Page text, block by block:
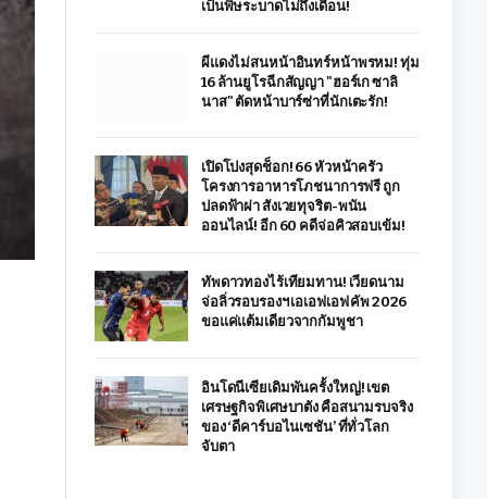
เป็นพิษระบาดไม่ถึงเดือน!
ผีแดงไม่สนหน้าอินทร์หน้าพรหม! ทุ่ม
16 ล้านยูโรฉีกสัญญา "ฮอร์เก ซาลิ
นาส" ตัดหน้าบาร์ซ่าที่นักเตะรัก!
เปิดโปงสุดช็อก! 66 หัวหน้าครัว
โครงการอาหารโภชนาการฟรี ถูก
ปลดฟ้าผ่า สังเวยทุจริต-พนัน
ออนไลน์! อีก 60 คดีจ่อคิวสอบเข้ม!
ทัพดาวทองไร้เทียมทาน! เวียดนาม
จ่อลิ่วรอบรองฯ เอเอฟเอฟ คัพ 2026
ขอแค่แต้มเดียวจากกัมพูชา
อินโดนีเซียเดิมพันครั้งใหญ่! เขต
เศรษฐกิจพิเศษบาตัง คือสนามรบจริง
ของ ‘ดีคาร์บอไนเซชัน’ ที่ทั่วโลก
จับตา